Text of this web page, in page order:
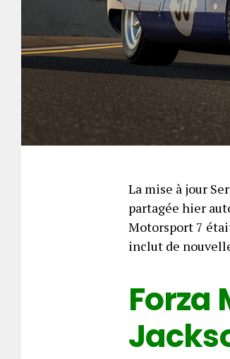
La mise à jour
partagée hier
Motorsport 7
inclut de
Forza